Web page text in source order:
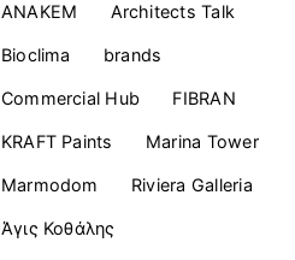
ANAKEM Architects Talk
Bioclima brands
Commercial Ηub FIBRAN
KRAFT Paints Marina Tower
Marmodom Riviera Galleria
Άγις Κοθάλης